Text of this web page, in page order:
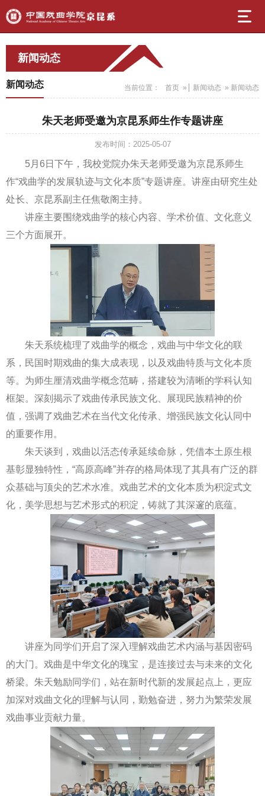
新闻动态
当前位置： 首页 » 新闻动态 » 新闻动态
新闻动态
朱天老师受邀为京昆系师生作专题讲座
发布时间：2025-05-07
5月6日下午，我校党院办朱天老师受邀为京昆系师生
作“戏曲学的发展轨迹与文化本质”专题讲座。讲座由研究生处
处长、京昆系副主任焦敬阁主持。
讲座主要围绕戏曲学的核心内容、学术价值、文化意义
三个方面展开。
朱天系统梳理了戏曲学的概念，戏曲与中华文化的联
系，民国时期戏曲的集大成表现，以及戏曲特质与文化本质
等。为师生厘清戏曲学概念范畴，搭建较为清晰的学科认知
框架。深刻揭示了戏曲传承民族文化、展现民族精神的价
值，强调了戏曲艺术在当代文化传承、增强民族文化认同中
的重要作用。
朱天谈到，戏曲以活态传承延续命脉，凭借本土原生根
基彰显独特性，“高原高峰”并存的格局体现了其具有广泛的群
众基础与顶尖的艺术水准。戏曲艺术的文化本质为积淀式文
化，美学思想与艺术形式的积淀，铸就了其深邃的底蕴。
讲座为同学们开启了深入理解戏曲艺术内涵与基因密码
的大门。戏曲是中华文化的瑰宝，是连接过去与未来的文化
桥梁。朱天勉励同学们，站在新时代新的发展起点上，更应
加深对戏曲文化的理解与认同，勤勉奋进，努力为繁荣发展
戏曲事业贡献力量。